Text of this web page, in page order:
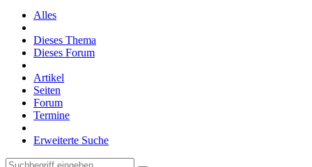
Alles
Dieses Thema
Dieses Forum
Artikel
Seiten
Forum
Termine
Erweiterte Suche